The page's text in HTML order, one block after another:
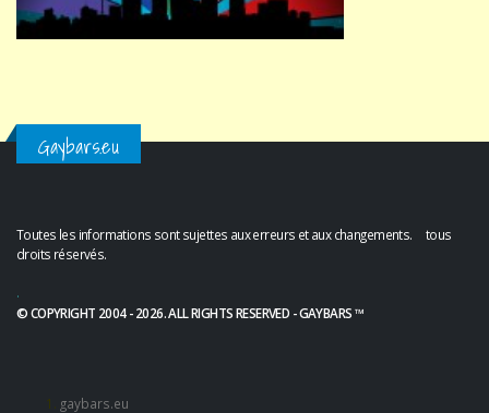
Gaybars.eu
Toutes les informations sont sujettes aux erreurs et aux changements. tous
droits réservés.
.
© COPYRIGHT 2004 - 2026. ALL RIGHTS RESERVED - GAYBARS ™
gaybars.eu